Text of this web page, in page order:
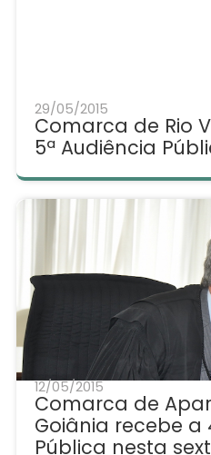
29/05/2015
Comarca de Rio
5ª Audiência
12/05/2015
Comarca de
Goiânia recebe a
Pública nesta